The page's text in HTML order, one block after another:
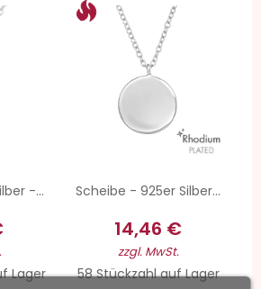
-...
Lager
Scheibe - 925er Silber...
14,46 €
zzgl. MwSt.
58 Stückzahl auf Lager